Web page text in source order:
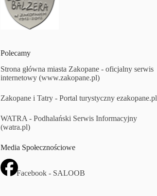
Polecamy
Strona główna miasta Zakopane - oficjalny serwis
internetowy (www.zakopane.pl)
Zakopane i Tatry - Portal turystyczny ezakopane.pl
WATRA - Podhalański Serwis Informacyjny
(watra.pl)
Media Społecznościowe
Facebook - SALOOB